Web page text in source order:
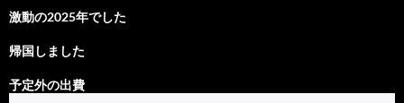
激動の2025年でした
帰国しました
予定外の出費